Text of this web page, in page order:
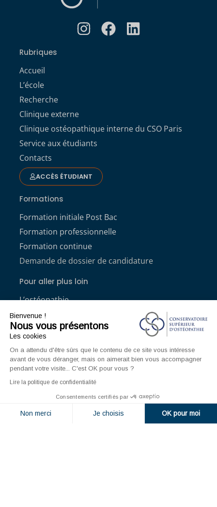
Bienvenue !
Nous vous présentons
Les cookies
On a attendu d'être sûrs que le contenu de ce site vous intéresse
avant de vous déranger, mais on aimerait bien vous accompagner
pendant votre visite... C'est OK pour vous ?
Lire la politique de confidentialité
Consentements certifiés par
Non merci Je choisis OK pour moi
Rubriques
Accueil
L’école
Recherche
Clinique externe
Clinique ostéopathique interne du CSO Paris
Service aux étudiants
Contacts
ACCÈS ÉTUDIANT
Formations
Formation initiale Post Bac
Formation professionnelle
Formation continue
Demande de dossier de candidature
Pour aller plus loin
L’ostéopathie
Les bonnes raisons de choisir le CSO
Recrutement enseignants CSO Paris
Ressources à télécharger
CSO Paris, l'école d'ostéopathie de